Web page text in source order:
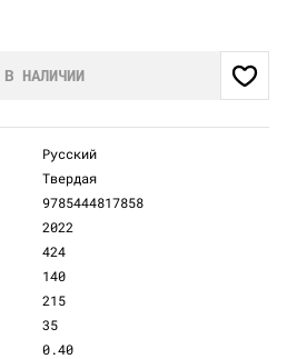
НАЛИЧИИ
Русский
Твердая
9785444817858
2022
424
140
215
35
0.40